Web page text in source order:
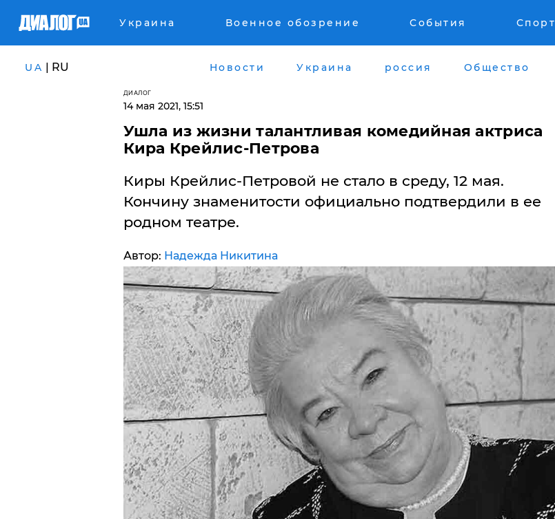
Украина Военное обозрение События Спорт
UA | RU Новости Украина россия Общество
ДИАЛОГ
14 мая 2021, 15:51
Ушла из жизни талантливая комедийная актриса
Кира Крейлис-Петрова
Киры Крейлис-Петровой не стало в среду, 12 мая.
Кончину знаменитости официально подтвердили в ее
родном театре.
Автор: Надежда Никитина